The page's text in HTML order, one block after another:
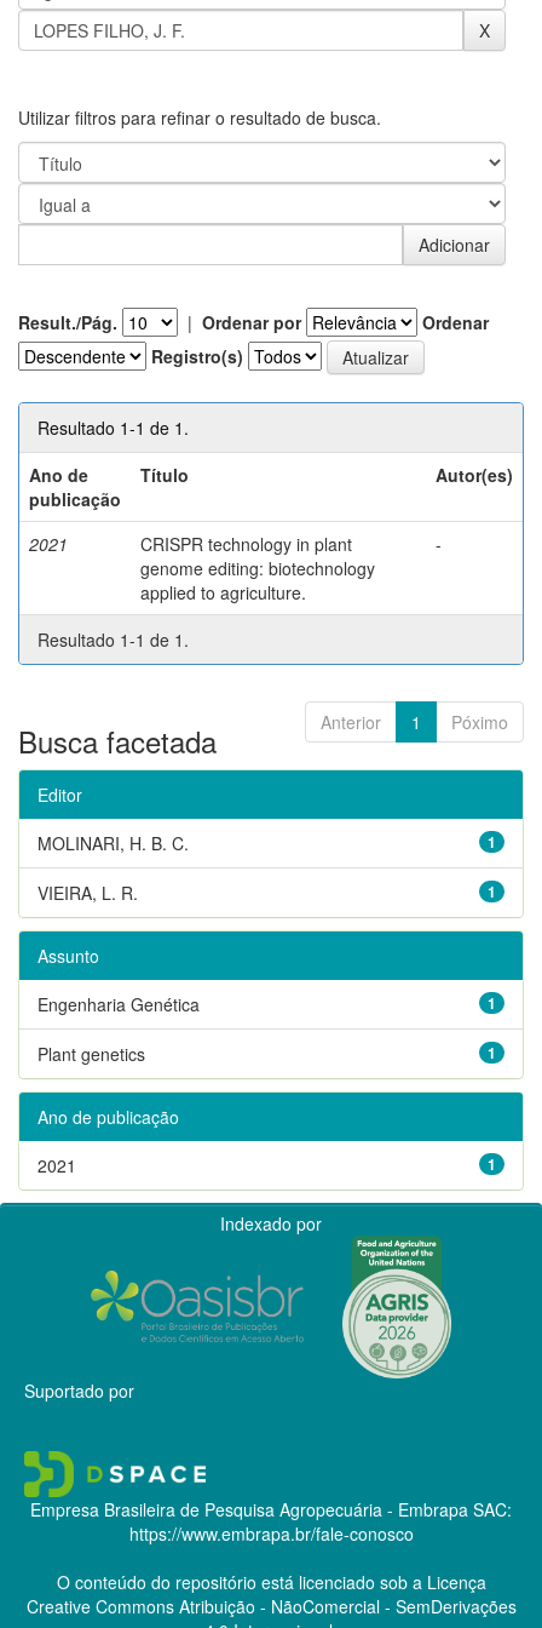
Utilizar filtros para refinar o resultado de busca.
Result./Pág. | Ordenar por
Ordenar
Registro(s)
Resultado 1-1 de 1.
Ano de
publicação
Título Autor(es)
2021
CRISPR technology in plant
genome editing: biotechnology
applied to agriculture.
-
Resultado 1-1 de 1.
Anterior 1 Póximo
Busca facetada
Editor
1
MOLINARI, H. B. C.
1
VIEIRA, L. R.
Assunto
1
Engenharia Genética
1
Plant genetics
Ano de publicação
1
2021
Indexado por
Suportado por
Empresa Brasileira de Pesquisa Agropecuária - Embrapa SAC:
https://www.embrapa.br/fale-conosco
O conteúdo do repositório está licenciado sob a Licença
Creative CommonsAtribuição - NãoComercial - SemDerivações